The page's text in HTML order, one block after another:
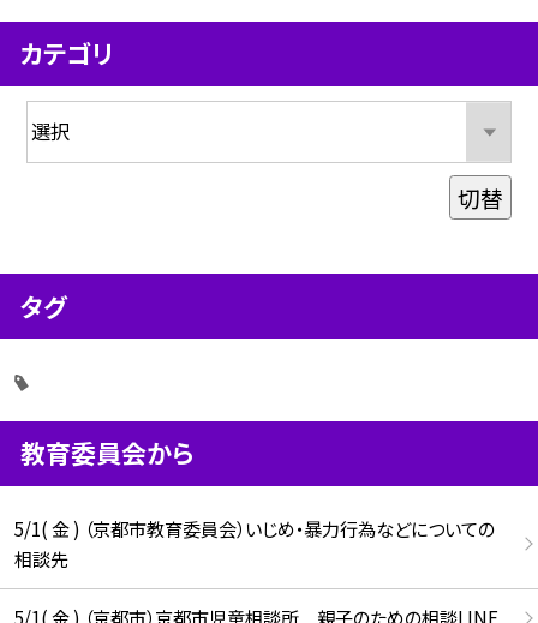
カテゴリ
切替
タグ
教育委員会から
5/1( 金 ) （京都市教育委員会）いじめ・暴力行為などについての
相談先
5/1( 金 ) （京都市）京都市児童相談所 親子のための相談LINE